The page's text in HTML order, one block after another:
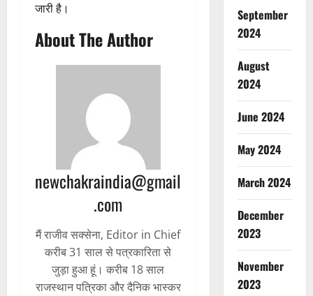
जारी है।
About The Author
newchakraindia@gmail
.com
मैं राजीव सक्सेना, Editor in Chief
करीब 31 साल से पत्रकारिता से
जुड़ा हुआ हूं। करीब 18 साल
राजस्थान पत्रिका और दैनिक भास्कर
September
2024
August
2024
June 2024
May 2024
March 2024
December
2023
November
2023